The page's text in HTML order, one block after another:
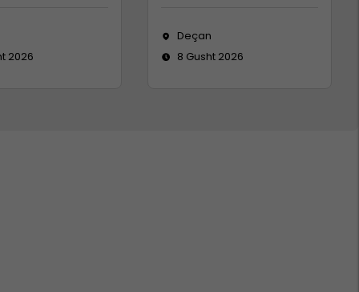
2026
Deçan
8 Gusht 2026